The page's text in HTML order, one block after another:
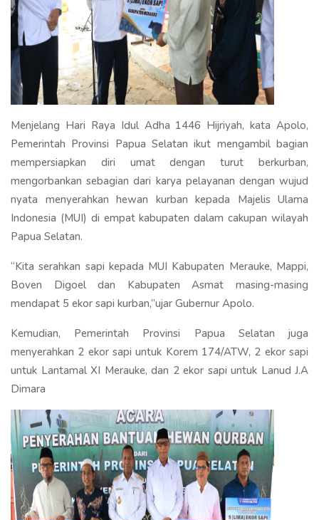
Menjelang Hari Raya Idul Adha 1446 Hijriyah, kata Apolo,
Pemerintah Provinsi Papua Selatan ikut mengambil bagian
mempersiapkan diri umat dengan turut berkurban,
mengorbankan sebagian dari karya pelayanan dengan wujud
nyata menyerahkan hewan kurban kepada Majelis Ulama
Indonesia (MUI) di empat kabupaten dalam cakupan wilayah
Papua Selatan.
“Kita serahkan sapi kepada MUI Kabupaten Merauke, Mappi,
Boven Digoel dan Kabupaten Asmat masing-masing
mendapat 5 ekor sapi kurban,”ujar Gubernur Apolo.
Kemudian, Pemerintah Provinsi Papua Selatan juga
menyerahkan 2 ekor sapi untuk Korem 174/ATW, 2 ekor sapi
untuk Lantamal XI Merauke, dan 2 ekor sapi untuk Lanud J.A
Dimara